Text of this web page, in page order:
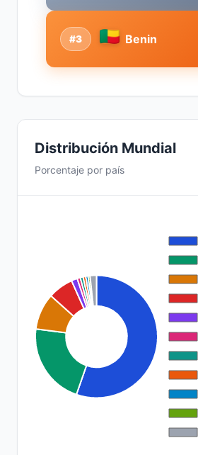
#3 Benin
Distribución Mundial
Porcentaje por país